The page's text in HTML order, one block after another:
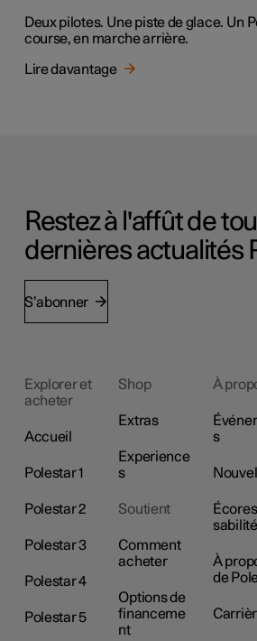
Deux pilotes. Une piste de glace. Un
course, en marche arrière.
Lire davantage
Restez à l'affût de
dernières actualités
S’abonner
Explorer et
acheter
Accueil
Polestar 1
Polestar 2
Polestar 3
Polestar 4
Polestar 5
Shop
Extras
Experience
s
Soutient
Comment
acheter
Options de
financeme
nt
À
s
sabilité
À
de